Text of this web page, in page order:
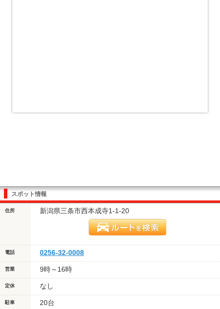
スポット情報
住所 新潟県三条市西本成寺1-1-20
電話 0256-32-0008
営業 9時～16時
定休 なし
駐車 20台